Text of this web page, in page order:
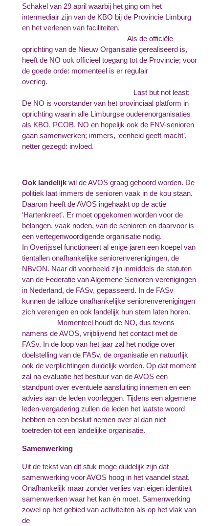
Schakel van 29 april waarbij het ging om het
intermediair zijn van de KBO bij de Provincie Limburg
en het verlenen van faciliteiten.
Als de officiële
oprichting van de Nieuw Organisatie gerealiseerd is,
heeft de NO ook officieel toegang tot de Provincie; voor
de goede orde: momenteel is er regulair
overleg.
Last but not least:
De NO is voorstander van het provinciaal platform in
oprichting waarin alle Limburgse ouderenorganisaties
als KBO, PCOB, NO en hopelijk ook de FNV-senioren
gaan samenwerken; immers, ‘eenheid geeft macht’,
netter gezegd: invloed.
Ook landelijk wil de AVOS graag gehoord worden. De
politiek laat immers de senioren vaak in de kou staan.
Daarom heeft de AVOS ingehaakt op de actie
‘Hartenkreet’. Er moet opgekomen worden voor de
belangen, vaak noden, van de senioren en daarvoor is
een vertegenwoordigende organisatie nodig.
In Overijssel functioneert al enige jaren een koepel van
tientallen onafhankelijke seniorenverenigingen, de
NBvON. Naar dit voorbeeld zijn inmiddels de statuten
van de Federatie van Algemene Senioren-verenigingen
in Nederland, de FASv, gepasseerd. In de FASv
kunnen de talloze onafhankelijke seniorenverenigingen
zich verenigen en ook landelijk hun stem laten horen.
Momenteel houdt de NO, dus tevens
namens de AVOS, vrijblijvend het contact met de
FASv. In de loop van het jaar zal het nodige over
doelstelling van de FASv, de organisatie en natuurlijk
ook de verplichtingen duidelijk worden. Op dat moment
zal na evaluatie het bestuur van de AVOS een
standpunt over eventuele aansluiting innemen en een
advies aan de leden voorleggen. Tijdens een algemene
leden-vergadering zullen de leden het laatste woord
hebben en een besluit nemen over al dan niet
toetreden tot een landelijke organisatie.
Samenwerking
Uit de tekst van dit stuk moge duidelijk zijn dat
samenwerking voor AVOS hoog in het vaandel staat.
Onafhankelijk maar zonder verlies van eigen identiteit
samenwerken waar het kan én moet. Samenwerking
zowel op het gebied van activiteiten als op het vlak van
de